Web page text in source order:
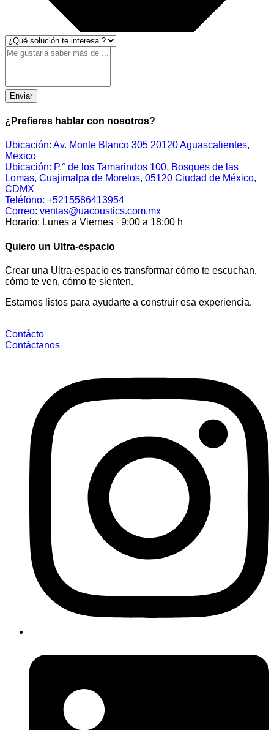
Enviar
¿Prefieres hablar con nosotros?
Ubicación: Av. Monte Blanco 305 20120 Aguascalientes,
Mexico
Ubicación: P.° de los Tamarindos 100, Bosques de las
Lomas, Cuajimalpa de Morelos, 05120 Ciudad de México,
CDMX
Teléfono: +5215586413954
Correo: ventas@uacoustics.com.mx
Horario: Lunes a Viernes · 9:00 a 18:00 h
Quiero un Ultra-espacio
Crear una Ultra-espacio es transformar cómo te escuchan,
cómo te ven, cómo te sienten.
Estamos listos para ayudarte a construir esa experiencia.
Contácto
Contáctanos